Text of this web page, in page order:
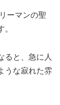
ーマンの聖
ると、急に人
うな寂れた雰